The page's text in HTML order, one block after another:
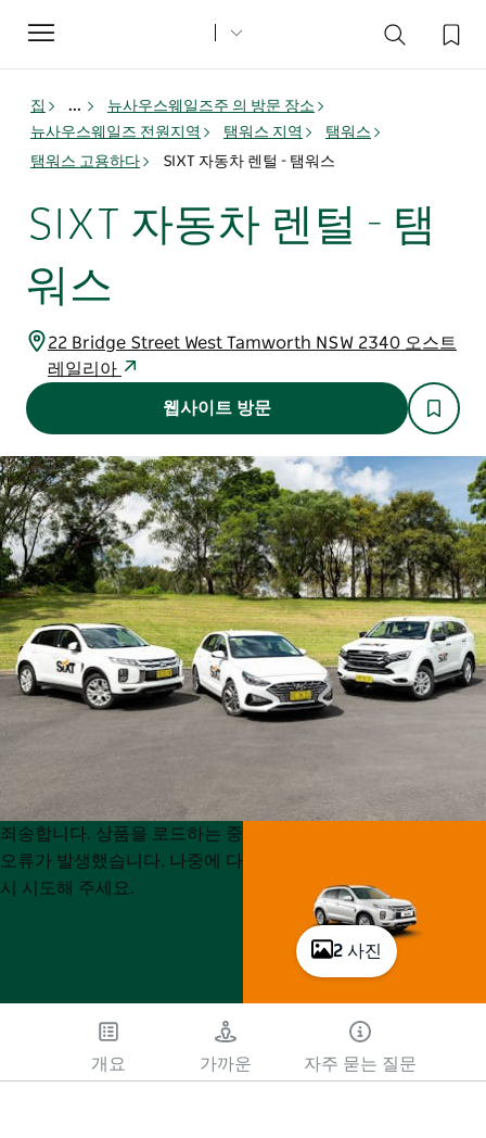
Toggle
navigation
집 ...
뉴사우스웨일즈주 의 방문 장소
뉴사우스웨일즈 전원지역
탬워스 지역
탬워스
탬워스 고용하다
SIXT 자동차 렌털 - 탬워스
SIXT 자동차 렌털 - 탬
워스
22 Bridge Street West Tamworth NSW 2340 오스트
레일리아
웹사이트 방문
2 사진
Product
List
Product
List
죄송합니다. 상품을 로드하는 중
오류가 발생했습니다. 나중에 다
시 시도해 주세요.
개요 가까운 자주 묻는 질문